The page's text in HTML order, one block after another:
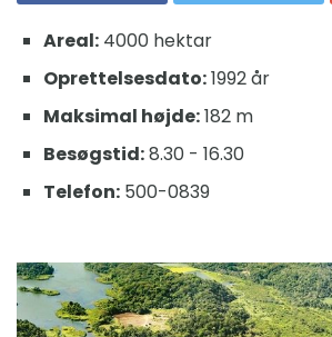
Areal: 4000 hektar
Oprettelsesdato:1992 år
Maksimal højde:182 m
Besøgstid:8.30 - 16.30
Telefon: 500-0839